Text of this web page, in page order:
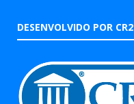
DESENVOLVIDO POR CR2